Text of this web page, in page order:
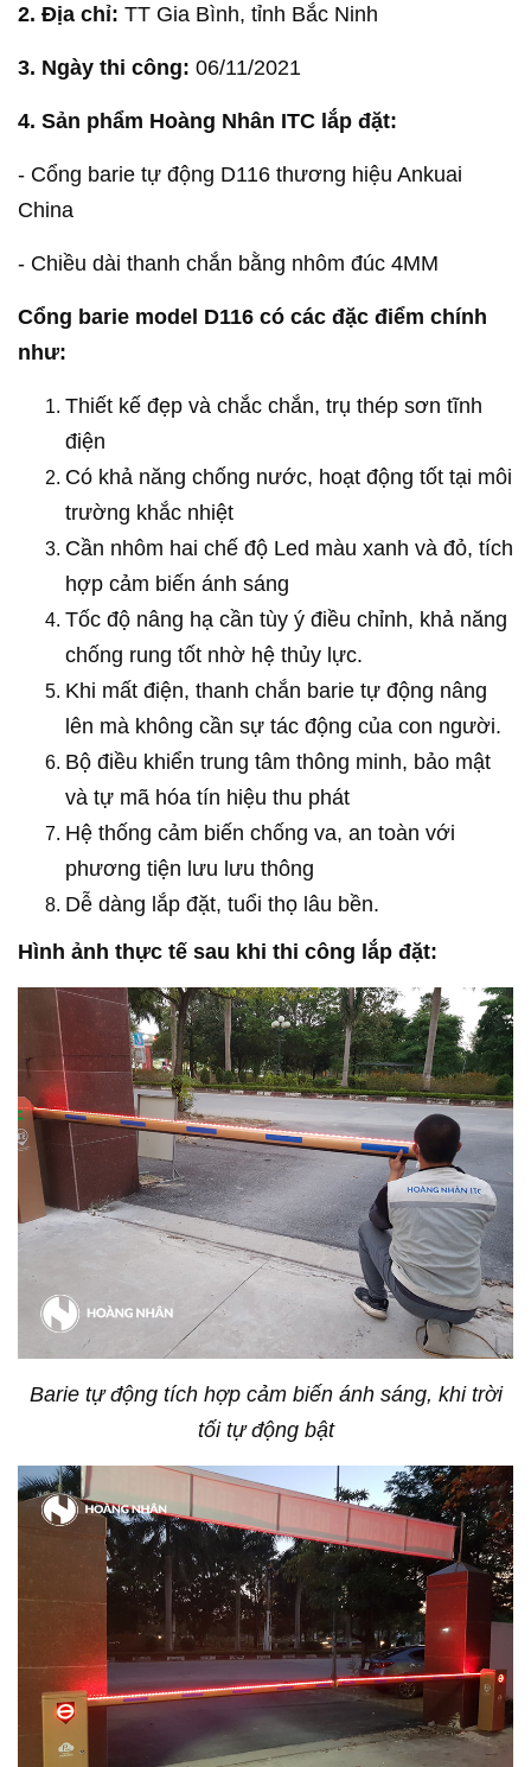
2. Địa chỉ: TT Gia Bình, tỉnh Bắc Ninh
3. Ngày thi công: 06/11/2021
4. Sản phẩm Hoàng Nhân ITC lắp đặt:
- Cổng barie tự động D116 thương hiệu Ankuai
China
- Chiều dài thanh chắn bằng nhôm đúc 4MM
Cổng barie model D116 có các đặc điểm chính
như:
Thiết kế đẹp và chắc chắn, trụ thép sơn tĩnh
điện
Có khả năng chống nước, hoạt động tốt tại môi
trường khắc nhiệt
Cần nhôm hai chế độ Led màu xanh và đỏ, tích
hợp cảm biến ánh sáng
Tốc độ nâng hạ cần tùy ý điều chỉnh, khả năng
chống rung tốt nhờ hệ thủy lực.
Khi mất điện, thanh chắn barie tự động nâng
lên mà không cần sự tác động của con người.
Bộ điều khiển trung tâm thông minh, bảo mật
và tự mã hóa tín hiệu thu phát
Hệ thống cảm biến chống va, an toàn với
phương tiện lưu lưu thông
Dễ dàng lắp đặt, tuổi thọ lâu bền.
Hình ảnh thực tế sau khi thi công lắp đặt:
Barie tự động tích hợp cảm biến ánh sáng, khi trời
tối tự động bật